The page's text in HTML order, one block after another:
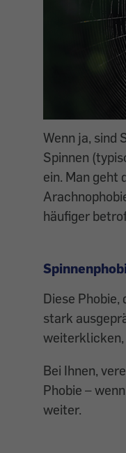
Wenn ja, sind
Spinnen
ein. Man geht
häufiger
Diese
stark
weiterklicken,
Bei Ihnen,
Phobie –
weiter.